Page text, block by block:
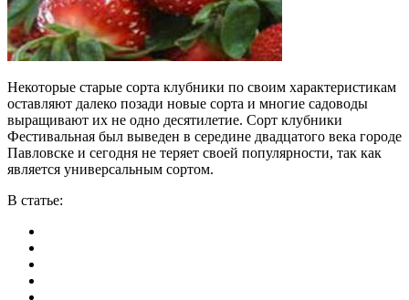
Некоторые старые сорта клубники по своим характеристикам
оставляют далеко позади новые сорта и многие садоводы
выращивают их не одно десятилетие. Сорт клубники
Фестивальная был выведен в середине двадцатого века городе
Павловске и сегодня не теряет своей популярности, так как
является универсальным сортом.
В статье: